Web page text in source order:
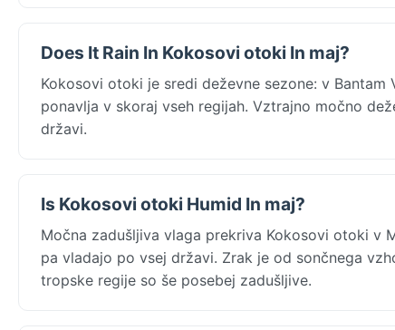
Does It Rain In Kokosovi otoki In maj?
Kokosovi otoki je sredi deževne sezone: v
ponavlja v skoraj vseh regijah. Vztrajno močno
državi.
Is Kokosovi otoki Humid In maj?
Močna zadušljiva vlaga prekriva Kokosovi otoki v
pa vladajo po vsej državi. Zrak je od sončnega
tropske regije so še posebej zadušljive.